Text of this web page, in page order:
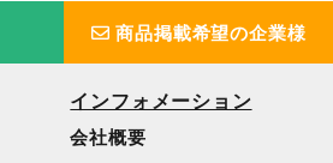
商品掲載希望の企業様
インフォメーション
会社概要